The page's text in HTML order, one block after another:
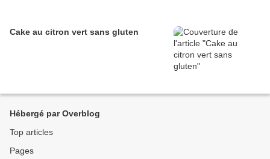
Cake au citron vert sans gluten
Hébergé par Overblog
Top articles
Pages